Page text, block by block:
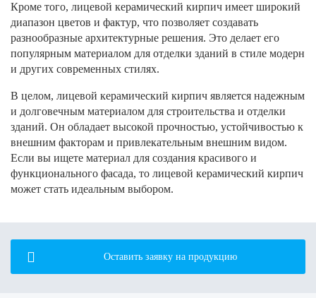
Кроме того, лицевой керамический кирпич имеет широкий
диапазон цветов и фактур, что позволяет создавать
разнообразные архитектурные решения. Это делает его
популярным материалом для отделки зданий в стиле модерн
и других современных стилях.
В целом, лицевой керамический кирпич является надежным
и долговечным материалом для строительства и отделки
зданий. Он обладает высокой прочностью, устойчивостью к
внешним факторам и привлекательным внешним видом.
Если вы ищете материал для создания красивого и
функционального фасада, то лицевой керамический кирпич
может стать идеальным выбором.
Оставить заявку на продукцию